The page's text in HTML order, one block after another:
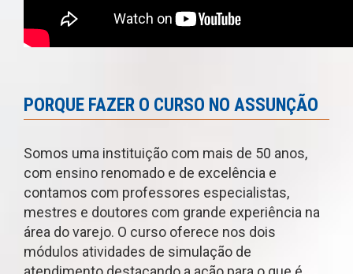
PORQUE FAZER O CURSO NO ASSUNÇÃO
Somos uma instituição com mais de 50 anos,
com ensino renomado e de excelência e
contamos com professores especialistas,
mestres e doutores com grande experiência na
área do varejo. O curso oferece nos dois
módulos atividades de simulação de